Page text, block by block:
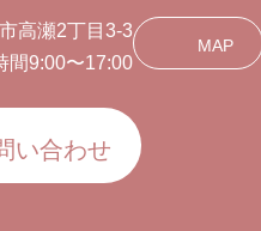
高瀬2丁目3-3
9:00〜17:00
MAP
い合わせ